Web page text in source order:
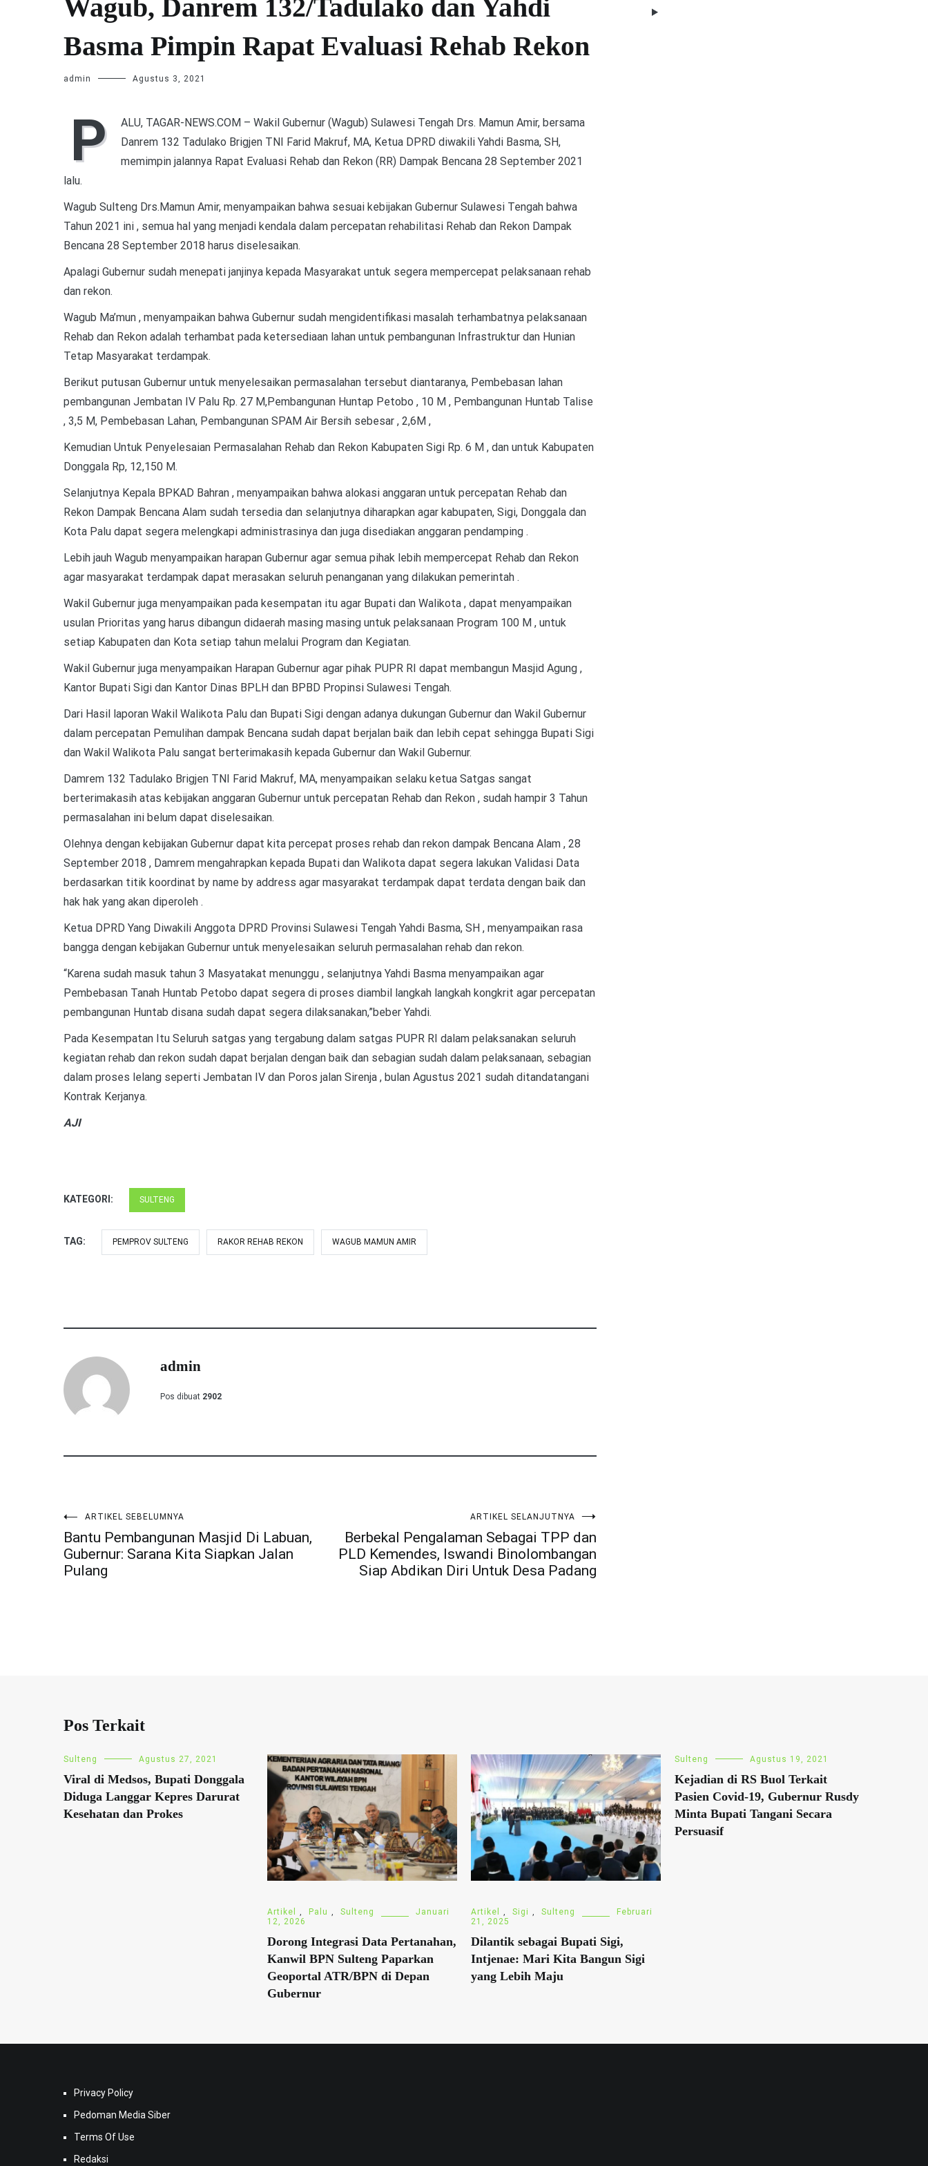
Wagub, Danrem 132/Tadulako dan Yahdi
Basma Pimpin Rapat Evaluasi Rehab Rekon
admin Agustus 3, 2021
P
ALU, TAGAR-NEWS.COM – Wakil Gubernur (Wagub) Sulawesi Tengah Drs. Mamun Amir, bersama
Danrem 132 Tadulako Brigjen TNI Farid Makruf, MA, Ketua DPRD diwakili Yahdi Basma, SH,
memimpin jalannya Rapat Evaluasi Rehab dan Rekon (RR) Dampak Bencana 28 September 2021
lalu.
Wagub Sulteng Drs.Mamun Amir, menyampaikan bahwa sesuai kebijakan Gubernur Sulawesi Tengah bahwa
Tahun 2021 ini , semua hal yang menjadi kendala dalam percepatan rehabilitasi Rehab dan Rekon Dampak
Bencana 28 September 2018 harus diselesaikan.
Apalagi Gubernur sudah menepati janjinya kepada Masyarakat untuk segera mempercepat pelaksanaan rehab
dan rekon.
Wagub Ma’mun , menyampaikan bahwa Gubernur sudah mengidentifikasi masalah terhambatnya pelaksanaan
Rehab dan Rekon adalah terhambat pada ketersediaan lahan untuk pembangunan Infrastruktur dan Hunian
Tetap Masyarakat terdampak.
Berikut putusan Gubernur untuk menyelesaikan permasalahan tersebut diantaranya, Pembebasan lahan
pembangunan Jembatan IV Palu Rp. 27 M,Pembangunan Huntap Petobo , 10 M , Pembangunan Huntab Talise
, 3,5 M, Pembebasan Lahan, Pembangunan SPAM Air Bersih sebesar , 2,6M ,
Kemudian Untuk Penyelesaian Permasalahan Rehab dan Rekon Kabupaten Sigi Rp. 6 M , dan untuk Kabupaten
Donggala Rp, 12,150 M.
Selanjutnya Kepala BPKAD Bahran , menyampaikan bahwa alokasi anggaran untuk percepatan Rehab dan
Rekon Dampak Bencana Alam sudah tersedia dan selanjutnya diharapkan agar kabupaten, Sigi, Donggala dan
Kota Palu dapat segera melengkapi administrasinya dan juga disediakan anggaran pendamping .
Lebih jauh Wagub menyampaikan harapan Gubernur agar semua pihak lebih mempercepat Rehab dan Rekon
agar masyarakat terdampak dapat merasakan seluruh penanganan yang dilakukan pemerintah .
Wakil Gubernur juga menyampaikan pada kesempatan itu agar Bupati dan Walikota , dapat menyampaikan
usulan Prioritas yang harus dibangun didaerah masing masing untuk pelaksanaan Program 100 M , untuk
setiap Kabupaten dan Kota setiap tahun melalui Program dan Kegiatan.
Wakil Gubernur juga menyampaikan Harapan Gubernur agar pihak PUPR RI dapat membangun Masjid Agung ,
Kantor Bupati Sigi dan Kantor Dinas BPLH dan BPBD Propinsi Sulawesi Tengah.
Dari Hasil laporan Wakil Walikota Palu dan Bupati Sigi dengan adanya dukungan Gubernur dan Wakil Gubernur
dalam percepatan Pemulihan dampak Bencana sudah dapat berjalan baik dan lebih cepat sehingga Bupati Sigi
dan Wakil Walikota Palu sangat berterimakasih kepada Gubernur dan Wakil Gubernur.
Damrem 132 Tadulako Brigjen TNI Farid Makruf, MA, menyampaikan selaku ketua Satgas sangat
berterimakasih atas kebijakan anggaran Gubernur untuk percepatan Rehab dan Rekon , sudah hampir 3 Tahun
permasalahan ini belum dapat diselesaikan.
Olehnya dengan kebijakan Gubernur dapat kita percepat proses rehab dan rekon dampak Bencana Alam , 28
September 2018 , Damrem mengahrapkan kepada Bupati dan Walikota dapat segera lakukan Validasi Data
berdasarkan titik koordinat by name by address agar masyarakat terdampak dapat terdata dengan baik dan
hak hak yang akan diperoleh .
Ketua DPRD Yang Diwakili Anggota DPRD Provinsi Sulawesi Tengah Yahdi Basma, SH , menyampaikan rasa
bangga dengan kebijakan Gubernur untuk menyelesaikan seluruh permasalahan rehab dan rekon.
“Karena sudah masuk tahun 3 Masyatakat menunggu , selanjutnya Yahdi Basma menyampaikan agar
Pembebasan Tanah Huntab Petobo dapat segera di proses diambil langkah langkah kongkrit agar percepatan
pembangunan Huntab disana sudah dapat segera dilaksanakan,”beber Yahdi.
Pada Kesempatan Itu Seluruh satgas yang tergabung dalam satgas PUPR RI dalam pelaksanakan seluruh
kegiatan rehab dan rekon sudah dapat berjalan dengan baik dan sebagian sudah dalam pelaksanaan, sebagian
dalam proses lelang seperti Jembatan IV dan Poros jalan Sirenja , bulan Agustus 2021 sudah ditandatangani
Kontrak Kerjanya.
AJI
KATEGORI: SULTENG
TAG: PEMPROV SULTENG RAKOR REHAB REKON WAGUB MAMUN AMIR
admin
Pos dibuat 2902
Navigasi
pos
ARTIKEL SEBELUMNYA
Bantu Pembangunan Masjid Di Labuan,
Gubernur: Sarana Kita Siapkan Jalan
Pulang
ARTIKEL SELANJUTNYA
Berbekal Pengalaman Sebagai TPP dan
PLD Kemendes, Iswandi Binolombangan
Siap Abdikan Diri Untuk Desa Padang
Pos Terkait
Sulteng Agustus 27, 2021
Viral di Medsos, Bupati Donggala
Diduga Langgar Kepres Darurat
Kesehatan dan Prokes
Artikel , Palu , Sulteng
Januari
12, 2026
Dorong Integrasi Data Pertanahan,
Kanwil BPN Sulteng Paparkan
Geoportal ATR/BPN di Depan
Gubernur
Artikel , Sigi , Sulteng
Februari
21, 2025
Dilantik sebagai Bupati Sigi,
Intjenae: Mari Kita Bangun Sigi
yang Lebih Maju
Sulteng Agustus 19, 2021
Kejadian di RS Buol Terkait
Pasien Covid-19, Gubernur Rusdy
Minta Bupati Tangani Secara
Persuasif
Privacy Policy
Pedoman Media Siber
Terms Of Use
Redaksi